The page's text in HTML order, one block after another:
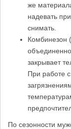
же
надевать
снимать.
Комбинезон
закрывает
При работе
По сезонности